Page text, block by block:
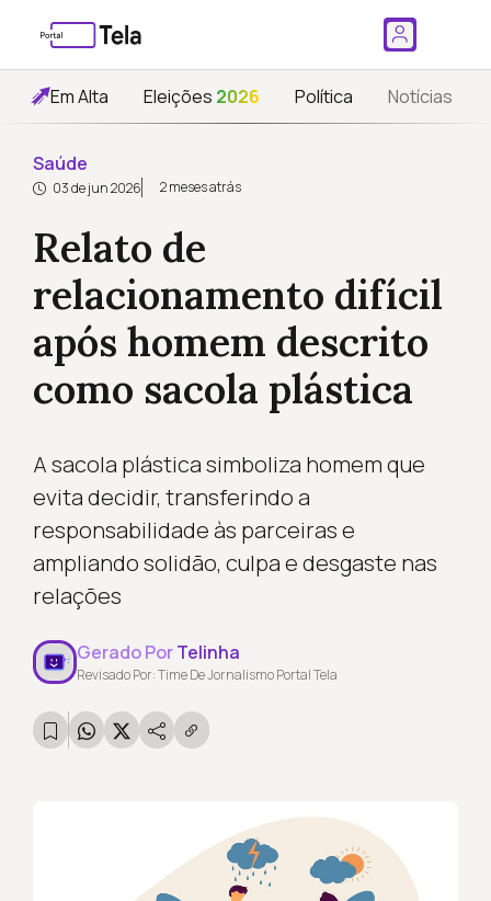
Em Alta Eleições 2026 Política Notícias
Saúde
03 de jun 2026 2 meses atrás
Relato de
relacionamento difícil
após homem descrito
como sacola plástica
A sacola plástica simboliza homem que
evita decidir, transferindo a
responsabilidade às parceiras e
ampliando solidão, culpa e desgaste nas
relações
Gerado PorTelinha
Revisado Por: Time De Jornalismo Portal Tela